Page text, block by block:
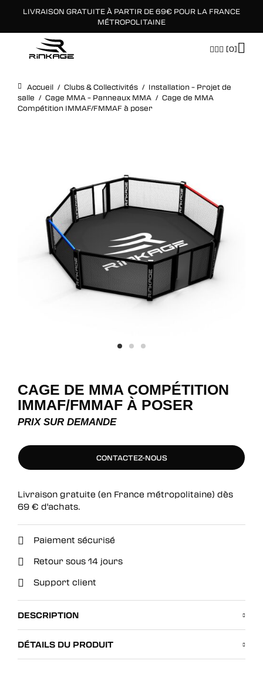
LIVRAISON GRATUITE À PARTIR DE 69€ POUR LA FRANCE
MÉTROPOLITAINE
[0]
Accueil / Clubs & Collectivités / Installation – Projet de
salle / Cage MMA – Panneaux MMA / Cage de MMA
Compétition IMMAF/FMMAF à poser
CAGE DE MMA COMPÉTITION
IMMAF/FMMAF À POSER
PRIX SUR DEMANDE
CONTACTEZ-NOUS
Livraison gratuite (en France métropolitaine) dès
69 € d'achats.
Paiement sécurisé
Retour sous 14 jours
Support client
DESCRIPTION
DÉTAILS DU PRODUIT